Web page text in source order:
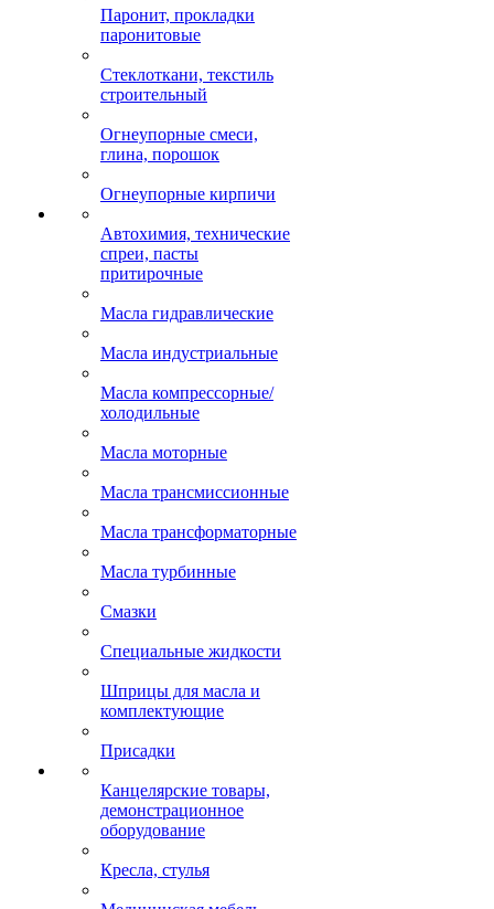
Паронит, прокладки
паронитовые
Стеклоткани, текстиль
строительный
Огнеупорные смеси,
глина, порошок
Огнеупорные кирпичи
Автохимия, технические
спреи, пасты
притирочные
Масла гидравлические
Масла индустриальные
Масла компрессорные/
холодильные
Масла моторные
Масла трансмиссионные
Масла трансформаторные
Масла турбинные
Смазки
Специальные жидкости
Шприцы для масла и
комплектующие
Присадки
Канцелярские товары,
демонстрационное
оборудование
Кресла, стулья